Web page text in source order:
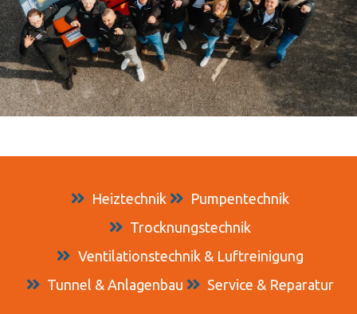
Heiztechnik
Pumpentechnik
Trocknungstechnik
Ventilationstechnik & Luftreinigung
Tunnel & Anlagenbau
Service & Reparatur